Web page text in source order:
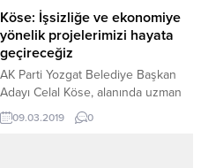
kültürel ile ekonomik...
Köse: İşsizliğe ve ekonomiye
yönelik projelerimizi hayata
geçireceğiz
AK Parti Yozgat Belediye Başkan
Adayı Celal Köse, alanında uzman
ekipler tarafından hazırlanan yeni
ve farklı projelerle Yozgat’ta
09.03.2019 0